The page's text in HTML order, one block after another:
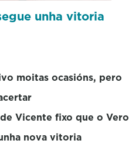
unha vitoria
moitas ocasións, pero
Vicente fixo que o Vero
nova vitoria